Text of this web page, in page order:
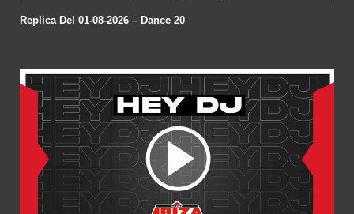
Replica Del 01-08-2026 – Dance 20